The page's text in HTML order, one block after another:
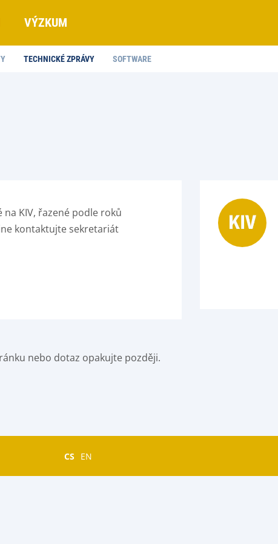
VÝZKUM
TECHNICKÉ ZPRÁVY SOFTWARE
KIV, řazené podle roků
kontaktujte sekretariát
nebo dotaz opakujte později.
CS EN